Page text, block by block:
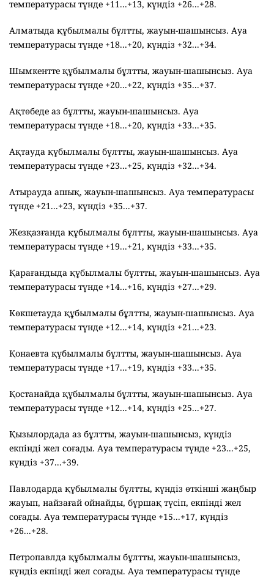
температурасы түнде +11...+13, күндіз +26...+28.
Алматыда құбылмалы бұлтты, жауын-шашынсыз. Ауа
температурасы түнде +18...+20, күндіз +32...+34.
Шымкентте құбылмалы бұлтты, жауын-шашынсыз. Ауа
температурасы түнде +20...+22, күндіз +35...+37.
Ақтөбеде аз бұлтты, жауын-шашынсыз. Ауа
температурасы түнде +18...+20, күндіз +33...+35.
Ақтауда құбылмалы бұлтты, жауын-шашынсыз. Ауа
температурасы түнде +23...+25, күндіз +32...+34.
Атырауда ашық, жауын-шашынсыз. Ауа температурасы
түнде +21...+23, күндіз +35...+37.
Жезқазғанда құбылмалы бұлтты, жауын-шашынсыз. Ауа
температурасы түнде +19...+21, күндіз +33...+35.
Қарағандыда құбылмалы бұлтты, жауын-шашынсыз. Ауа
температурасы түнде +14...+16, күндіз +27...+29.
Көкшетауда құбылмалы бұлтты, жауын-шашынсыз. Ауа
температурасы түнде +12...+14, күндіз +21...+23.
Қонаевта құбылмалы бұлтты, жауын-шашынсыз. Ауа
температурасы түнде +17...+19, күндіз +33...+35.
Қостанайда құбылмалы бұлтты, жауын-шашынсыз. Ауа
температурасы түнде +12...+14, күндіз +25...+27.
Қызылордада аз бұлтты, жауын-шашынсыз, күндіз
екпінді жел соғады. Ауа температурасы түнде +23...+25,
күндіз +37...+39.
Павлодарда құбылмалы бұлтты, күндіз өткінші жаңбыр
жауып, найзағай ойнайды, бұршақ түсіп, екпінді жел
соғады. Ауа температурасы түнде +15...+17, күндіз
+26...+28.
Петропавлда құбылмалы бұлтты, жауын-шашынсыз,
күндіз екпінді жел соғады. Ауа температурасы түнде